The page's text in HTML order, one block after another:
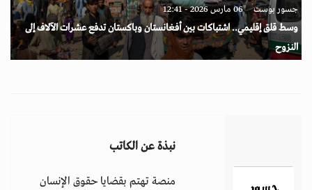
جسور بوست 06 مارس 2026 - 12:41
وسط قلق إقليمي.. اشتباكات بين أفغانستان وباكستان تدفع عشرات الآلاف إلى
النزوح
نبذة عن الكاتب
منصة تهتم بقضايا حقوق الإنسان